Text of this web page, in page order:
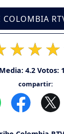
COLOMBIA
Media: 4.2Votos:
compartir: